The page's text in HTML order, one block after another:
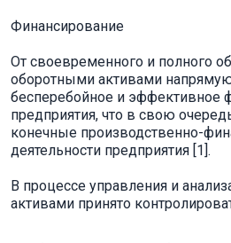
Финансирование
От своевременного и полного
оборотными активами
бесперебойное и эффективное
предприятия, что в свою
конечные производственно-
деятельности предприятия [1].
В процессе управления и
активами принято